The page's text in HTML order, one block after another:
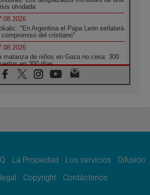
olvidada
"En Argentina el Papa León señalará
compromiso del cristiano"
matanza de niños en Gaza no cesa: 300
en 300 días
La guerra desfigura el mundo, solo la
misión al servicio del Evangelio
2026, dar voz a las religiosas en el
La Propiedad Los servicios
Difusión
Copyright Contáctenos